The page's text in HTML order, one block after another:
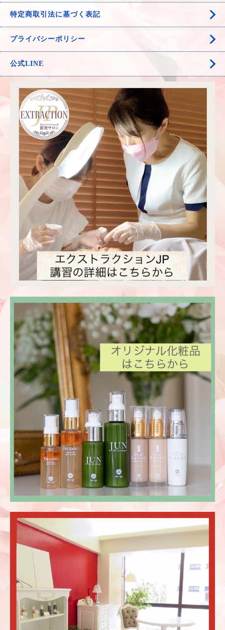
特定商取引法に基づく表記
プライバシーポリシー
公式LINE